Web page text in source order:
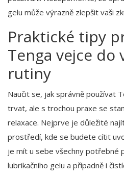
gelu může výrazně zlepšit vaši
Praktické tipy
Tenga vejce do
rutiny
Naučit se, jak správně používat
trvat, ale s trochou praxe se
relaxace. Nejprve je důležité
prostředí, kde se budete cítit
je mít u sebe všechny potřebné
lubrikačního gelu a případně i